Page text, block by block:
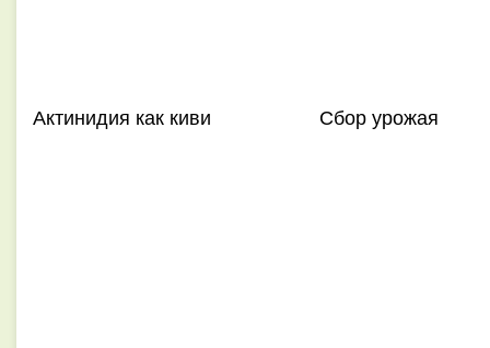
Актинидия как киви Сбор урожая